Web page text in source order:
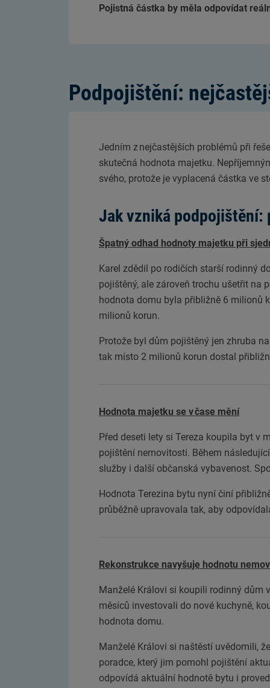
Pojistná částka by měla odpovídat
Podpojištění:
Jedním z nejčastějších problémů při
skutečná hodnota majetku.
svého, protože je vyplacená částka ve
Jak vzniká podpojištění:
Špatný odhad hodnoty majetku při
Karel zdědil po rodičích starší rodinný
pojištěný, ale zároveň trochu ušetřit na
hodnota domu byla přibližně 6 milionů
milionů korun.
Protože byl dům pojištěný jen zhruba
tak místo 2 milionů korun dostal
Hodnota majetku se v čase mění
Před deseti lety si Tereza koupila byt v
pojištění nemovitosti. Během
služby i další občanská vybavenost.
Hodnota Terezina bytu nyní činí
průběžně upravovala tak, aby
Rekonstrukce navyšuje hodnotu
Manželé Královi si koupili rodinný dům
měsíců investovali do nové kuchyně,
hodnota domu.
Manželé Královi si naštěstí uvědomili,
poradce, který jim pomohl pojištění
odpovídá aktuální hodnotě bytu i